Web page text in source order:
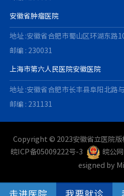
安徽省肿瘤医院
地址 :安徽省合肥市蜀山区环湖东路
邮编 : 230031
上海市第六人民医院安徽医院
地址 :安徽省合肥市长丰县阜阳北路
邮编 : 231131
Copyright © 2023安徽省立医院
皖ICP备05009222号-3
皖公
esigned by
走进医院 我要就诊